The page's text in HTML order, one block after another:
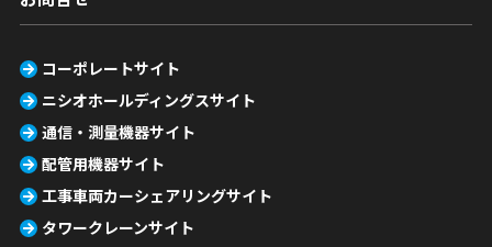
コーポレートサイト
ニシオホールディングスサイト
通信・測量機器サイト
配管用機器サイト
工事車両カーシェアリングサイト
タワークレーンサイト